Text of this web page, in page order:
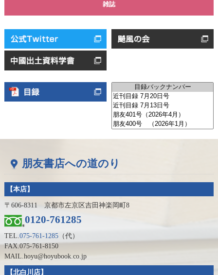
雑誌
朋友書店への道のり
【本店】
〒606-8311 京都市左京区吉田神楽岡町8
0120-761285
TEL.075-761-1285（代）
FAX.075-761-8150
MAIL.hoyu@hoyubook.co.jp
【北白川店】